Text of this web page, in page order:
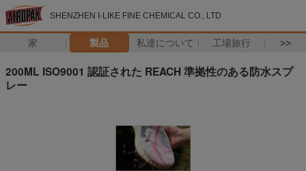
SHENZHEN I-LIKE FINE CHEMICAL CO., LTD
家 製品 私達について 工場旅行 >>
200ML ISO9001 認証された REACH 準拠性のある防水スプ
レー